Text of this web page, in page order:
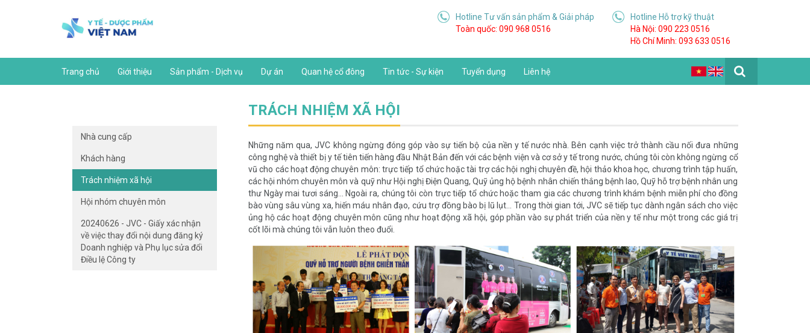
Hotline Tư vấn sản phẩm & Giải pháp
Toàn quốc: 090 968 0516
Hotline Hỗ trợ kỹ thuật
Hà Nội: 090 223 0516
Hồ Chí Minh: 093 633 0516
Trang chủ Giới thiệu Sản phẩm - Dịch vụ Dự án Quan hệ cổ đông Tin tức - Sự kiện Tuyển dụng Liên hệ
Nhà cung cấp
Khách hàng
Trách nhiệm xã hội
Hội nhóm chuyên môn
20240626 - JVC - Giấy xác nhận
về việc thay đổi nội dung đăng ký
Doanh nghiệp và Phụ lục sửa đổi
Điều lệ Công ty
TRÁCH NHIỆM XÃ HỘI
Những năm qua, JVC không ngừng đóng góp vào sự tiến bộ của nền y tế nước nhà. Bên cạnh việc trở thành cầu nối đưa những
công nghệ và thiết bị y tế tiên tiến hàng đầu Nhật Bản đến với các bệnh viện và cơ sở y tế trong nước, chúng tôi còn không ngừng cổ
vũ cho các hoạt động chuyên môn: trực tiếp tổ chức hoặc tài trợ các hội nghị chuyên đề, hội thảo khoa học, chương trình tập huấn,
các hội nhóm chuyên môn và quỹ như Hội nghị Điện Quang, Quỹ ủng hộ bệnh nhân chiến thắng bệnh lao, Quỹ hỗ trợ bệnh nhân ung
thư Ngày mai tươi sáng… Ngoài ra, chúng tôi còn trực tiếp tổ chức hoặc tham gia các chương trình khám bệnh miễn phí cho đồng
bào vùng sâu vùng xa, hiến máu nhân đạo, cứu trợ đồng bào bị lũ lụt… Trong thời gian tới, JVC sẽ tiếp tục dành ngân sách cho việc
ủng hộ các hoạt động chuyên môn cũng như hoạt động xã hội, góp phần vào sự phát triển của nền y tế như một trong các giá trị
cốt lõi mà chúng tôi vẫn luôn theo đuổi.